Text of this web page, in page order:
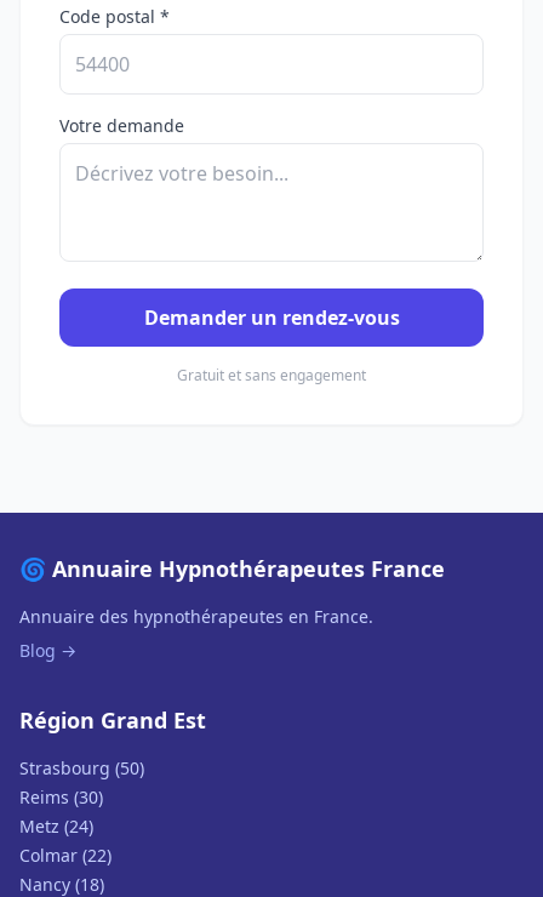
Code postal *
Votre demande
Demander un rendez-vous
Gratuit et sans engagement
🌀 Annuaire Hypnothérapeutes France
Annuaire des hypnothérapeutes en France.
Blog →
Région Grand Est
Strasbourg (50)
Reims (30)
Metz (24)
Colmar (22)
Nancy (18)